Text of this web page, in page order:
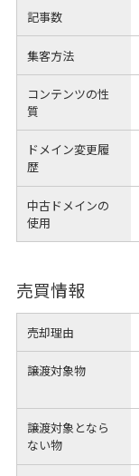
記事数
集客方法
コンテンツの性
質
ドメイン変更履
歴
中古ドメインの
使用
売買情報
売却理由
譲渡対象物
譲渡対象となら
ない物